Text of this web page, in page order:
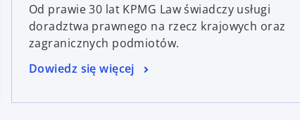
Od prawie 30 lat KPMG Law świadczy usługi
doradztwa prawnego na rzecz krajowych oraz
zagranicznych podmiotów.
Dowiedz się więcej